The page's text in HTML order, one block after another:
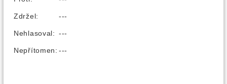
Zdržel: ---
Nehlasoval: ---
Nepřítomen: ---